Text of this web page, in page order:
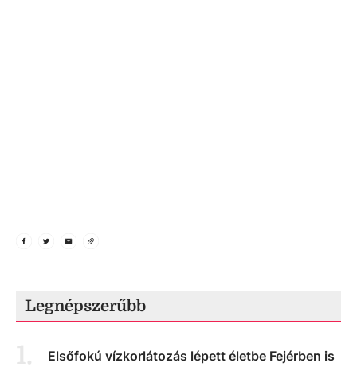
Legnépszerűbb
1. Elsőfokú vízkorlátozás lépett életbe Fejérben is